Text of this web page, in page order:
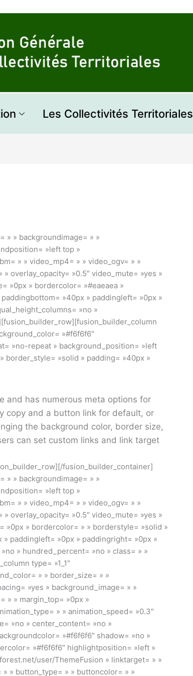
Les Collectivités Territoriales
» » backgroundimage= » »
»left top »
» » video_mp4= » » video_ogv= » »
overlay_opacity= »0.5″ video_mute= »yes »
»0px » bordercolor= »#eaeaea »
»40px » paddingleft= »0px »
»no »
»#f6f6f6″
»no-repeat » background_position= »left
border_style= »solid » padding= »40px »
and has numerous meta options for
copy and a button link for default, or
the background color, border size,
can set custom links and link target
fusion_builder_container]
» » backgroundimage= » »
»left top »
» » video_mp4= » » video_ogv= » »
overlay_opacity= »0.5″ video_mute= »yes »
»0px » bordercolor= » » borderstyle= »solid »
paddingleft= »0px » paddingright= »0px »
» hundred_percent= »no » class= » »
type= »1_1″
» » border_size= » »
»yes » background_image= » »
» » margin_top= »0px »
» » animation_speed= »0.3″
»no » center_content= »no »
»#f6f6f6″ shadow= »no »
»#f6f6f6″ highlightposition= »left »
user/ThemeFusion » linktarget= » »
» button_type= » » buttoncolor= » »